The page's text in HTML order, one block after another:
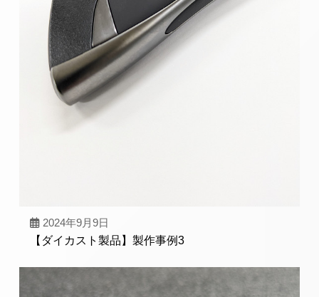
2024年9月9日
【ダイカスト製品】製作事例3